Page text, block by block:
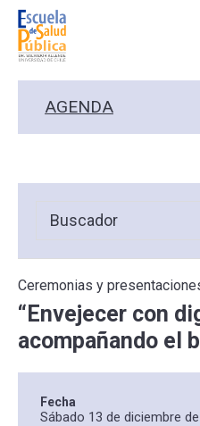
AGENDA
Ceremonias y
“Envejecer con
acompañando el
Fecha
Sábado 13 de diciembre